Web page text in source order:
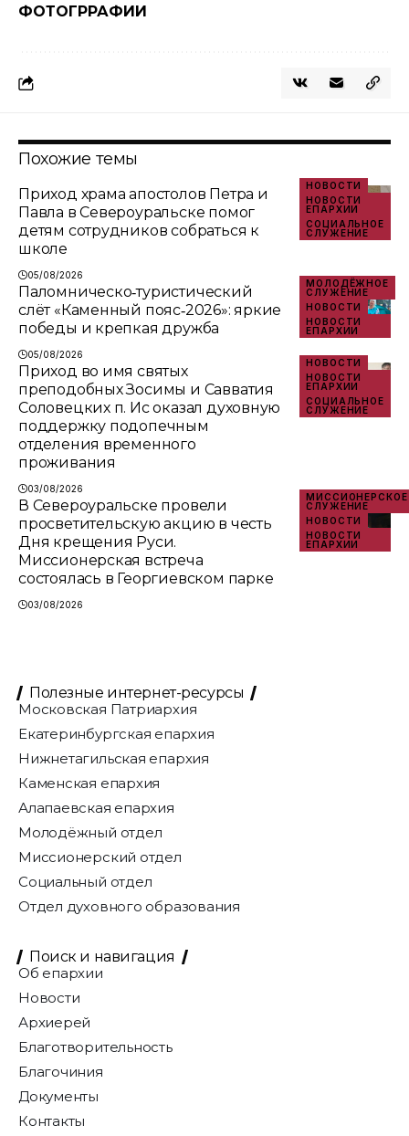
ФОТОГРРАФИИ
Похожие темы
НОВОСТИ
НОВОСТИ
ЕПАРХИИ
СОЦИАЛЬНОЕ
СЛУЖЕНИЕ
Приход храма апостолов Петра и
Павла в Североуральске помог
детям сотрудников собраться к
школе
05/08/2026
МОЛОДЁЖНОЕ
СЛУЖЕНИЕ
НОВОСТИ
НОВОСТИ
ЕПАРХИИ
Паломническо‑туристический
слёт «Каменный пояс‑2026»: яркие
победы и крепкая дружба
05/08/2026
НОВОСТИ
НОВОСТИ
ЕПАРХИИ
СОЦИАЛЬНОЕ
СЛУЖЕНИЕ
Приход во имя святых
преподобных Зосимы и Савватия
Соловецких п. Ис оказал духовную
поддержку подопечным
отделения временного
проживания
03/08/2026
МИССИОНЕРСКОЕ
СЛУЖЕНИЕ
НОВОСТИ
НОВОСТИ
ЕПАРХИИ
В Североуральске провели
просветительскую акцию в честь
Дня крещения Руси.
Миссионерская встреча
состоялась в Георгиевском парке
03/08/2026
Полезные интернет-ресурсы
Московская Патриархия
Екатеринбургская епархия
Нижнетагильская епархия
Каменская епархия
Алапаевская епархия
Молодёжный отдел
Миссионерский отдел
Социальный отдел
Отдел духовного образования
Поиск и навигация
Об епархии
Новости
Архиерей
Благотворительность
Благочиния
Документы
Контакты